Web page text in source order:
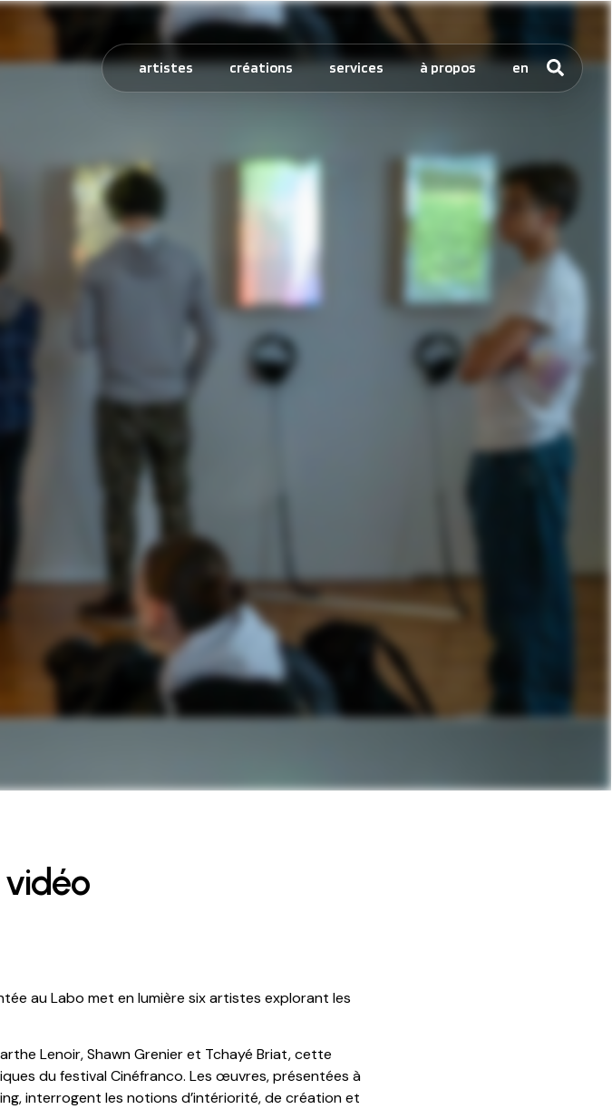
artistes créations services à propos en
au Labo met en lumière six artistes explorant les
Lenoir, Shawn Grenier et Tchayé Briat, cette
du festival Cinéfranco. Les œuvres, présentées à
interrogent les notions d’intériorité, de création et